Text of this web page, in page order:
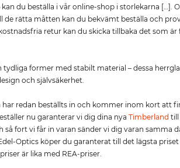
kan du beställa i vår online-shop i storlekarna […].
de rätta måtten kan du bekvämt beställa och
retur kan du skicka tillbaka det som är
tydliga former med stabilt material – dessa
och självsäkerhet.
har redan beställts in och kommer inom kort att
nu garanterar vi dig dina nyaTimberland till
så fort vi får in varan sänder vi dig varan samma
Optics köper du garanterat till det lägsta priset
är lika med REA-priser.